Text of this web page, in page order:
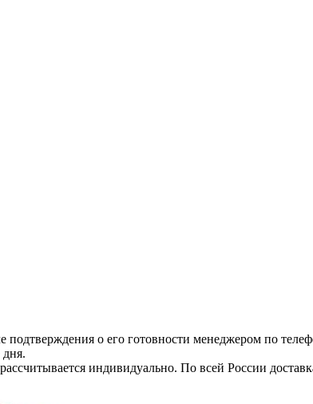
подтверждения о его готовности менеджером по
дня.
индивидуально. По всей России